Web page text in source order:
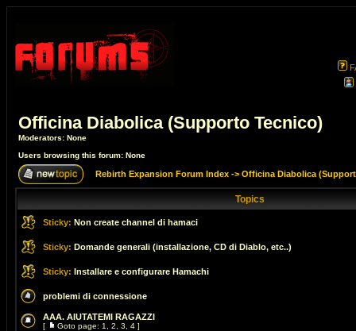
Officina Diabolica (Supporto Tecnico)
Moderators: None
Users browsing this forum: None
Rebirth Expansion Forum Index -> Officina Diabolica
Topics
Sticky: Non create channel di hamaci
Sticky: Domande generali (installazione, CD di Diablo, etc..)
Sticky: Installare e configurare Hamachi
problemi di connessione
AAA. AIUTATEMI RAGAZZI
[ Goto page: 1 2 3 4 ]